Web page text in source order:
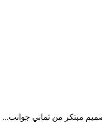
مبتكر من ثماني جوانب...